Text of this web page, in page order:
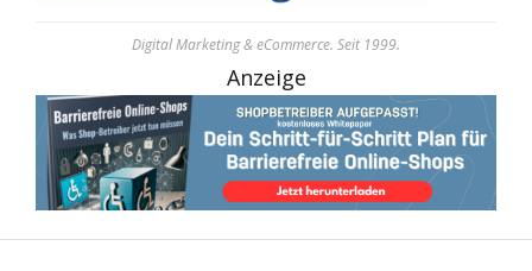
Digital Marketing & eCommerce. Seit 1999.
Anzeige